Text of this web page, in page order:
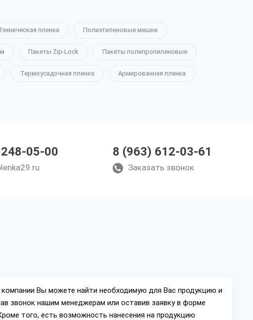
пленка Полиэтиленовые мешки
Пакеты Zip-Lock Пакеты полипропиленовые
Термоусадочная пленка Армированная пленка
05-00 8 (963) 612-03-61
Заказать звонок
компании Вы можете найти необходимую для Вас продукцию и
звонок нашим менеджерам или оставив заявку в форме
того, есть возможность нанесения на продукцию